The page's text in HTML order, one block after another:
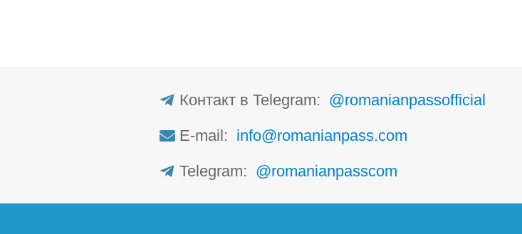
Контакт в Telegram: @romanianpassofficial
E-mail: info@romanianpass.com
Telegram: @romanianpasscom